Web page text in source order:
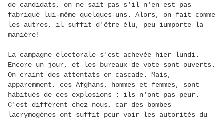
de candidats, on ne sait pas s'il n'en est pas
fabriqué lui-même quelques-uns. Alors, on fait comme
les autres, il suffit d'être élu, peu iumporte la
manière!
La campagne électorale s'est achevée hier lundi.
Encore un jour, et les bureaux de vote sont ouverts.
On craint des attentats en cascade. Mais,
apparemment, ces Afghans, hommes et femmes, sont
habitués de ces explosions : ils n'ont pas peur.
C'est différent chez nous, car des bombes
lacrymogènes ont suffit pour voir les autorités du